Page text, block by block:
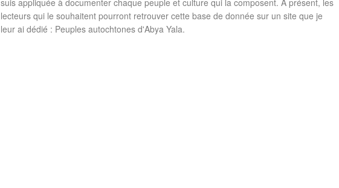
suis appliquée à documenter chaque peuple et culture qui la composent. A présent, les
lecteurs qui le souhaitent pourront retrouver cette base de donnée sur un site que je
leur ai dédié : Peuples autochtones d'Abya Yala.